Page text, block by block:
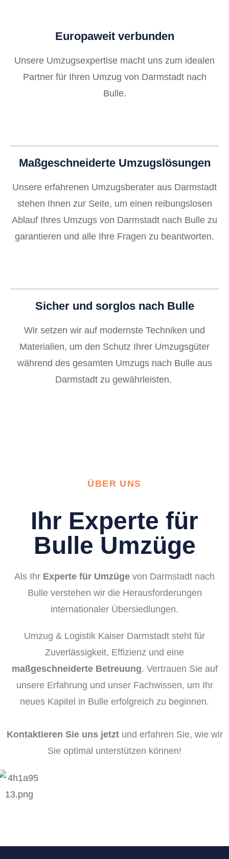
Europaweit verbunden
Unsere Umzugsexpertise macht uns zum idealen
Partner für Ihren Umzug von Darmstadt nach
Bulle.
Maßgeschneiderte Umzugslösungen
Unsere erfahrenen Umzugsberater aus Darmstadt
stehen Ihnen zur Seite, um einen reibungslosen
Ablauf Ihres Umzugs von Darmstadt nach Bulle zu
garantieren und alle Ihre Fragen zu beantworten.
Sicher und sorglos nach Bulle
Wir setzen wir auf modernste Techniken und
Materialien, um den Schutz Ihrer Umzugsgüter
während des gesamten Umzugs nach Bulle aus
Darmstadt zu gewährleisten.
ÜBER UNS
Ihr Experte für
Bulle Umzüge
Als Ihr Experte für Umzüge von Darmstadt nach
Bulle verstehen wir die Herausforderungen
internationaler Übersiedlungen.
Umzug & Logistik Kaiser Darmstadt steht für
Zuverlässigkeit, Effizienz und eine
maßgeschneiderte Betreuung. Vertrauen Sie auf
unsere Erfahrung und unser Fachwissen, um Ihr
neues Kapitel in Bulle erfolgreich zu beginnen.
Kontaktieren Sie uns jetztund erfahren Sie, wie wir
Sie optimal unterstützen können!